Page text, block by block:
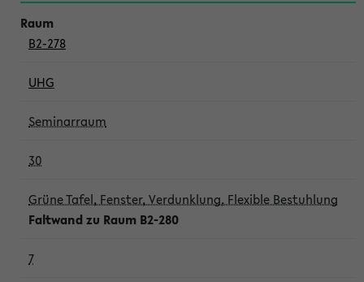
B2-278
UHG
Seminarraum
30
Grüne Tafel, Fenster, Verdunklung, Flexible Bestuhlung
Faltwand zu Raum B2-280
7